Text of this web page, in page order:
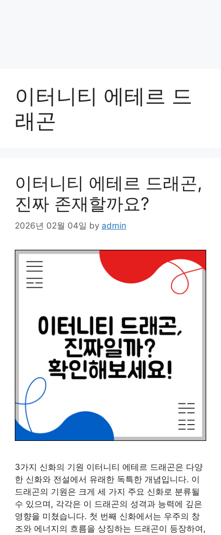
이터니티 에테르 드
래곤
이터니티 에테르 드래곤,
진짜 존재할까요?
2026년 02월 04일 by admin
3가지 신화의 기원 이터니티 에테르 드래곤은 다양
한 신화와 전설에서 유래한 독특한 개념입니다. 이
드래곤의 기원은 크게 세 가지 주요 신화로 분류될
수 있으며, 각각은 이 드래곤의 성격과 능력에 깊은
영향을 미쳤습니다. 첫 번째 신화에서는 우주의 창
조와 에너지의 흐름을 상징하는 드래곤이 등장하여,